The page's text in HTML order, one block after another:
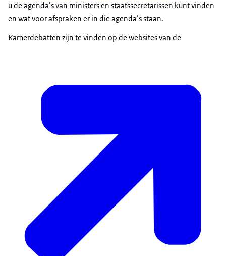
u de agenda’s van ministers en staatssecretarissen kunt vinden
en wat voor afspraken er in die agenda’s staan.
Kamerdebatten zijn te vinden op de websites van de